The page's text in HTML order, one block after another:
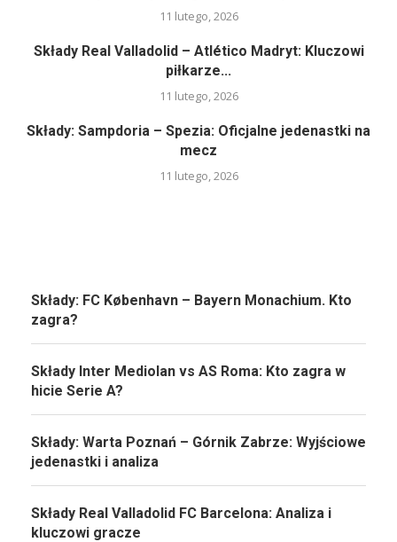
11 lutego, 2026
Składy Real Valladolid – Atlético Madryt: Kluczowi
piłkarze...
11 lutego, 2026
Składy: Sampdoria – Spezia: Oficjalne jedenastki na
mecz
11 lutego, 2026
Składy: FC København – Bayern Monachium. Kto
zagra?
Składy Inter Mediolan vs AS Roma: Kto zagra w
hicie Serie A?
Składy: Warta Poznań – Górnik Zabrze: Wyjściowe
jedenastki i analiza
Składy Real Valladolid FC Barcelona: Analiza i
kluczowi gracze